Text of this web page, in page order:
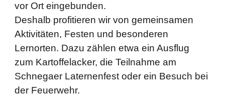
vor Ort eingebunden.
Deshalb profitieren wir von gemeinsamen
Aktivitäten, Festen und besonderen
Lernorten. Dazu zählen etwa ein Ausflug
zum Kartoffelacker, die Teilnahme am
Schnegaer Laternenfest oder ein Besuch bei
der Feuerwehr.